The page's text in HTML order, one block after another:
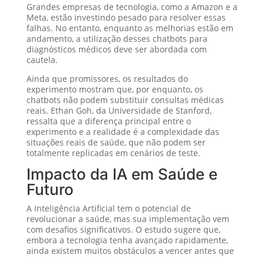
Grandes empresas de tecnologia, como a Amazon e a
Meta, estão investindo pesado para resolver essas
falhas. No entanto, enquanto as melhorias estão em
andamento, a utilização desses chatbots para
diagnósticos médicos deve ser abordada com
cautela.
Ainda que promissores, os resultados do
experimento mostram que, por enquanto, os
chatbots não podem substituir consultas médicas
reais. Ethan Goh, da Universidade de Stanford,
ressalta que a diferença principal entre o
experimento e a realidade é a complexidade das
situações reais de saúde, que não podem ser
totalmente replicadas em cenários de teste.
Impacto da IA em Saúde e
Futuro
A Inteligência Artificial tem o potencial de
revolucionar a saúde, mas sua implementação vem
com desafios significativos. O estudo sugere que,
embora a tecnologia tenha avançado rapidamente,
ainda existem muitos obstáculos a vencer antes que